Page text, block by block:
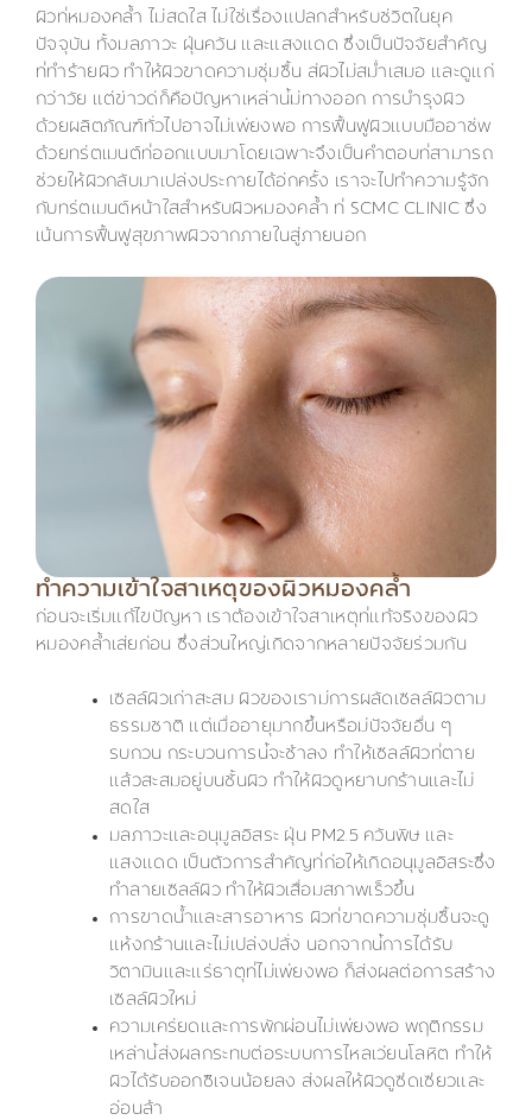
ผิวที่หมองคล้ำ ไม่สดใส ไม่ใช่เรื่องแปลกสำหรับชีวิตในยุค
ปัจจุบัน ทั้งมลภาวะ ฝุ่นควัน และแสงแดด ซึ่งเป็นปัจจัยสำคัญ
ที่ทำร้ายผิว ทำให้ผิวขาดความชุ่มชื้น สีผิวไม่สม่ำเสมอ และดูแก่
กว่าวัย แต่ข่าวดีก็คือปัญหาเหล่านี้มีทางออก การบำรุงผิว
ด้วยผลิตภัณฑ์ทั่วไปอาจไม่เพียงพอ การฟื้นฟูผิวแบบมืออาชีพ
ด้วยทรีตเมนต์ที่ออกแบบมาโดยเฉพาะจึงเป็นคำตอบที่สามารถ
ช่วยให้ผิวกลับมาเปล่งประกายได้อีกครั้ง เราจะไปทำความรู้จัก
กับทรีตเมนต์หน้าใสสำหรับผิวหมองคล้ำ ที่ SCMC CLINIC ซึ่ง
เน้นการฟื้นฟูสุขภาพผิวจากภายในสู่ภายนอก
ทำความเข้าใจสาเหตุของผิวหมองคล้ำ
ก่อนจะเริ่มแก้ไขปัญหา เราต้องเข้าใจสาเหตุที่แท้จริงของผิว
หมองคล้ำเสียก่อน ซึ่งส่วนใหญ่เกิดจากหลายปัจจัยร่วมกัน
เซลล์ผิวเก่าสะสม ผิวของเรามีการผลัดเซลล์ผิวตาม
ธรรมชาติ แต่เมื่ออายุมากขึ้นหรือมีปัจจัยอื่น ๆ
รบกวน กระบวนการนี้จะช้าลง ทำให้เซลล์ผิวที่ตาย
แล้วสะสมอยู่บนชั้นผิว ทำให้ผิวดูหยาบกร้านและไม่
สดใส
มลภาวะและอนุมูลอิสระ ฝุ่น PM2.5 ควันพิษ และ
แสงแดด เป็นตัวการสำคัญที่ก่อให้เกิดอนุมูลอิสระซึ่ง
ทำลายเซลล์ผิว ทำให้ผิวเสื่อมสภาพเร็วขึ้น
การขาดน้ำและสารอาหาร ผิวที่ขาดความชุ่มชื้นจะดู
แห้งกร้านและไม่เปล่งปลั่ง นอกจากนี้การได้รับ
วิตามินและแร่ธาตุที่ไม่เพียงพอ ก็ส่งผลต่อการสร้าง
เซลล์ผิวใหม่
ความเครียดและการพักผ่อนไม่เพียงพอ พฤติกรรม
เหล่านี้ส่งผลกระทบต่อระบบการไหลเวียนโลหิต ทำให้
ผิวได้รับออกซิเจนน้อยลง ส่งผลให้ผิวดูซีดเซียวและ
อ่อนล้า